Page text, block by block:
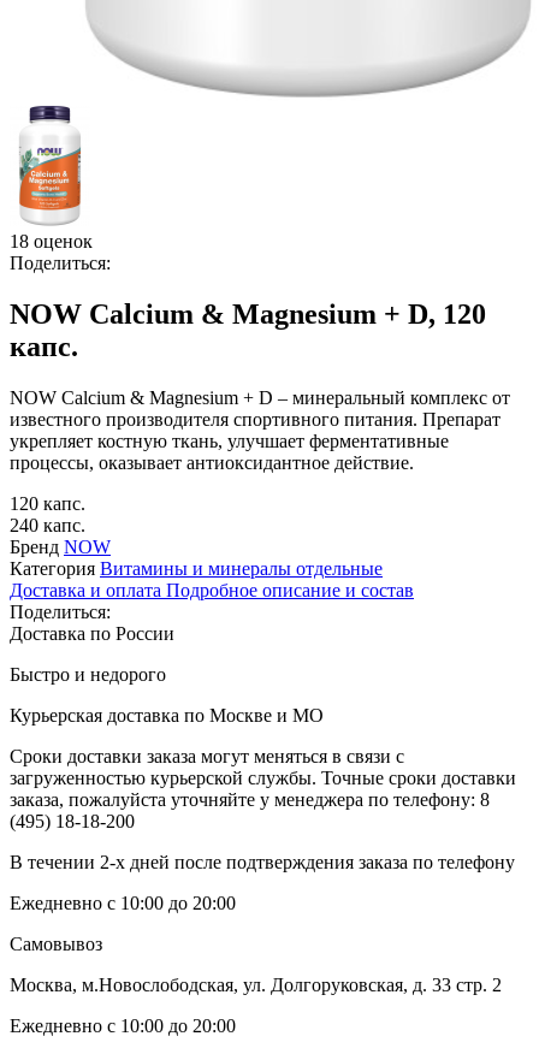
18 оценок
Поделиться:
NOW Calcium & Magnesium + D, 120
капс.
NOW Calcium & Magnesium + D – минеральный комплекс от
известного производителя спортивного питания. Препарат
укрепляет костную ткань, улучшает ферментативные
процессы, оказывает антиоксидантное действие.
120 капс.
240 капс.
Бренд NOW
Категория Витамины и минералы отдельные
Доставка и оплата Подробное описание и состав
Поделиться:
Доставка по России
Быстро и недорого
Курьерская доставка по Москве и МО
Сроки доставки заказа могут меняться в связи с
загруженностью курьерской службы. Точные сроки доставки
заказа, пожалуйста уточняйте у менеджера по телефону: 8
(495) 18-18-200
В течении 2-х дней после подтверждения заказа по телефону
Ежедневно с 10:00 до 20:00
Самовывоз
Москва, м.Новослободская, ул. Долгоруковская, д. 33 стр. 2
Ежедневно с 10:00 до 20:00